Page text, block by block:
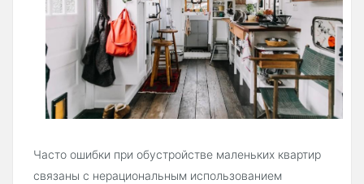
Часто ошибки при обустройстве маленьких квартир
связаны с нерациональным использованием